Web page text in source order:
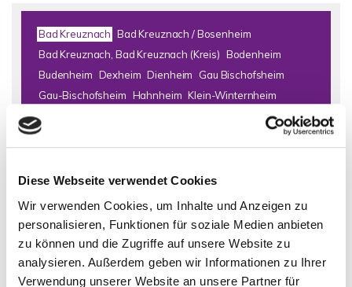
Diese Webseite verwendet Cookies
Wir verwenden Cookies, um Inhalte und Anzeigen zu
personalisieren, Funktionen für soziale Medien anbieten
zu können und die Zugriffe auf unsere Website zu
analysieren. Außerdem geben wir Informationen zu Ihrer
Verwendung unserer Website an unsere Partner für
Bad Kreuznach Bad Kreuznach / Bosenheim
Bad Kreuznach, Bad Kreuznach (Kreis) Bodenheim
Budenheim Dexheim Dienheim
Gau Bischofsheim
Gau-Bischofsheim Hahnheim Klein-Winternheim
Mainz / Bretzenheim
Mainz / Finthen
Mainz / Mainz-Laubenheim Mainz / Marienborn
Mainz-Mombach
Mommenheim
Nackenheim
Niedernhausen
Nierstein Offenbach
Oppenheim
Schornsheim Selzen Todenroth Wiesbaden Wörrstadt
Zornheim